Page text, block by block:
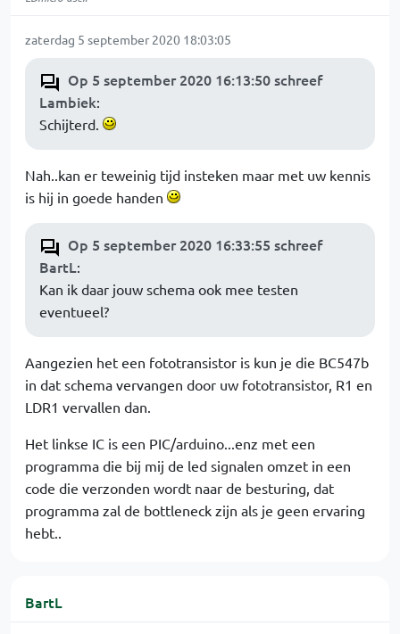
zaterdag 5 september 2020 18:03:05
Op 5 september 2020 16:13:50 schreef
Lambiek:
Schijterd.
Nah..kan er teweinig tijd insteken maar met uw kennis
is hij in goede handen
Op 5 september 2020 16:33:55 schreef
BartL:
Kan ik daar jouw schema ook mee testen
eventueel?
Aangezien het een fototransistor is kun je die BC547b
in dat schema vervangen door uw fototransistor, R1 en
LDR1 vervallen dan.
Het linkse IC is een PIC/arduino...enz met een
programma die bij mij de led signalen omzet in een
code die verzonden wordt naar de besturing, dat
programma zal de bottleneck zijn als je geen ervaring
hebt..
BartL